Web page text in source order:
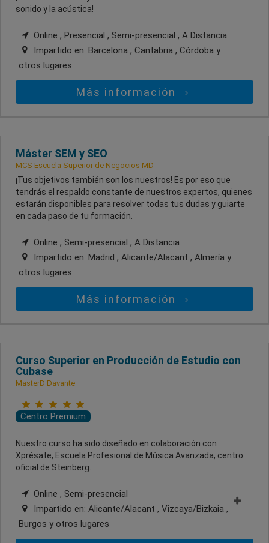
sonido y la acústica!
Online , Presencial , Semi-presencial , A Distancia
Impartido en: Barcelona , Cantabria , Córdoba y
otros lugares
Más información
Máster SEM y SEO
MCS Escuela Superior de Negocios MD
¡Tus objetivos también son los nuestros! Es por eso que
tendrás el respaldo constante de nuestros expertos, quienes
estarán disponibles para resolver todas tus dudas y guiarte
en cada paso de tu formación.
Online , Semi-presencial , A Distancia
Impartido en: Madrid , Alicante/Alacant , Almería y
otros lugares
Más información
Curso Superior en Producción de Estudio con
Cubase
MasterD Davante
Centro Premium
Nuestro curso ha sido diseñado en colaboración con
Xprésate, Escuela Profesional de Música Avanzada, centro
oficial de Steinberg.
Online , Semi-presencial
Impartido en: Alicante/Alacant , Vizcaya/Bizkaia ,
Burgos y otros lugares